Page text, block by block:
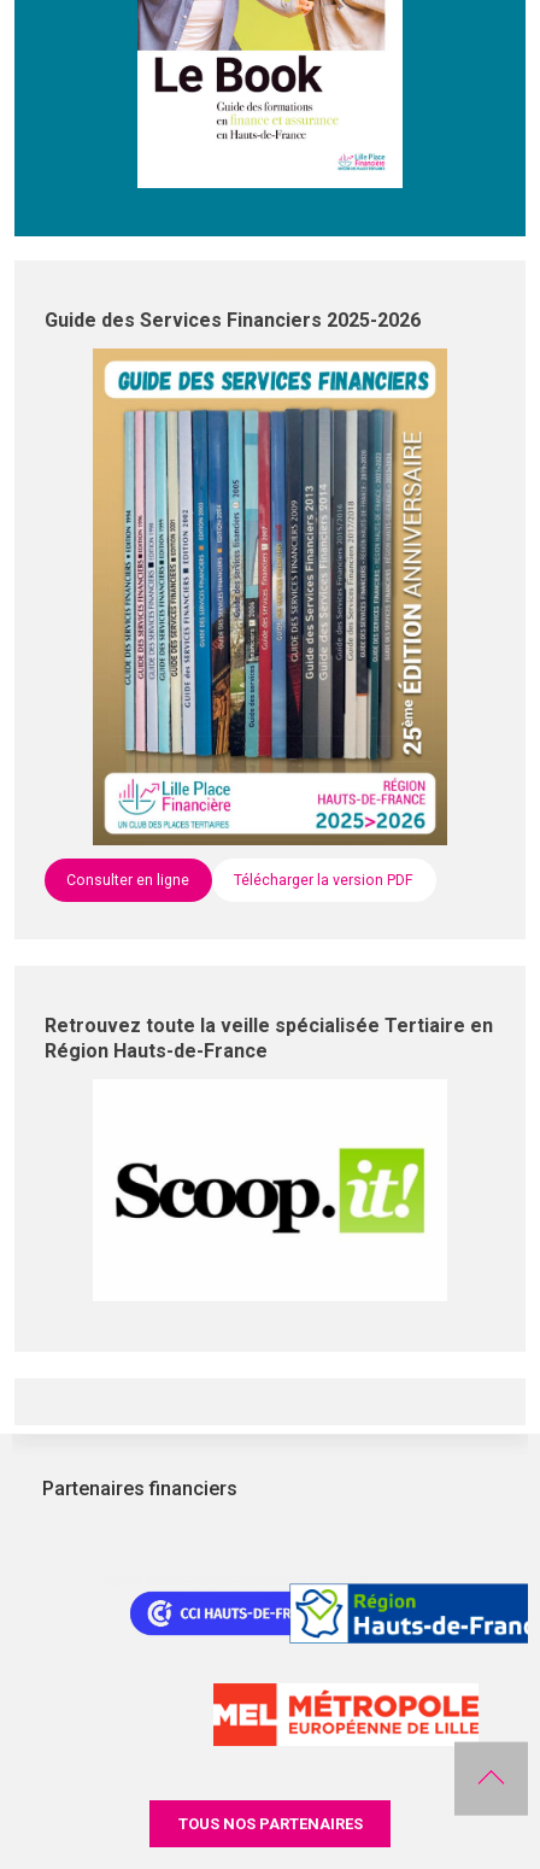
Guide des Services Financiers 2025-2026
Consulter en ligne Télécharger la version PDF
Retrouvez toute la veille spécialisée Tertiaire en
Région Hauts-de-France
Partenaires financiers
TOUS NOS PARTENAIRES